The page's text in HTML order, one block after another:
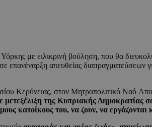
με ειλικρινή βούληση, που θα
επανέναρξη απευθείας
Κερύνειας, στον Μητροπολιτικό Ναό
μετεξέλιξη της Κυπριακής Δημοκρατίας
κατοίκους του, να ζουν, να